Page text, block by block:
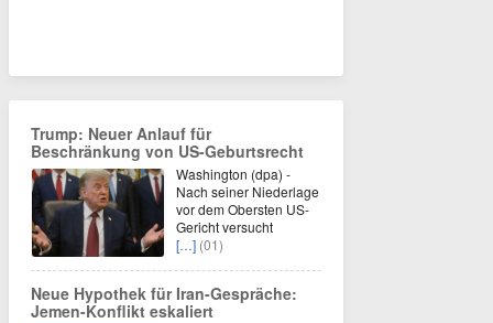
Trump: Neuer Anlauf für
Beschränkung von US-Geburtsrecht
Washington (dpa) -
Nach seiner Niederlage
vor dem Obersten US-
Gericht versucht
[…] (01)
Neue Hypothek für Iran-Gespräche:
Jemen-Konflikt eskaliert